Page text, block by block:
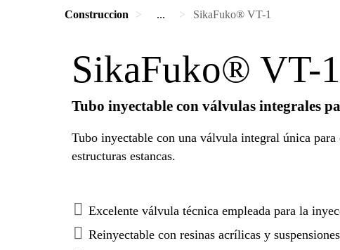
Construccion ... SikaFuko® VT-1
SikaFuko® VT-1
Tubo inyectable con válvulas integrales
Tubo inyectable con una válvula integral única
estructuras estancas.
Excelente válvula técnica empleada para la
Reinyectable con resinas acrílicas y